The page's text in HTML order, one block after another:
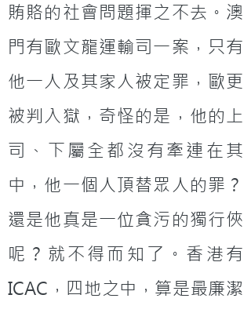
賄賂的社會問題揮之不去。澳
門有歐文龍運輸司一案，只有
他一人及其家人被定罪，歐更
被判入獄，奇怪的是，他的上
司、下屬全都沒有牽連在其
中，他一個人頂替眾人的罪？
還是他真是一位貪污的獨行俠
呢？就不得而知了。香港有
ICAC，四地之中，算是最廉潔